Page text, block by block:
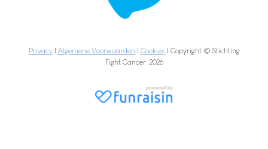
Privacy| Algemene Voorwaarden | Cookies | Copyright © Stichting
Fight Cancer. 2026